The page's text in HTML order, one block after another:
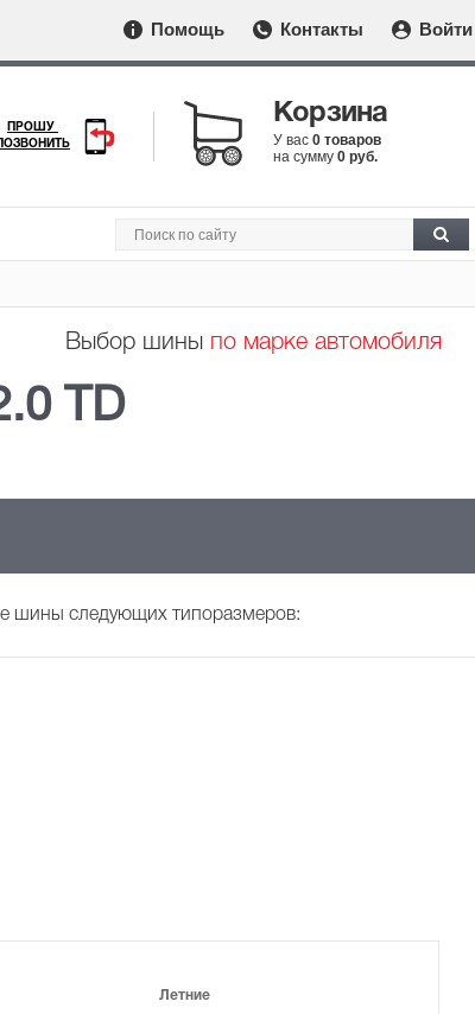
Помощь Контакты Войти
ПРОШУ
ПОЗВОНИТЬ
Корзина
У вас 0 товаров
на сумму 0 руб.
Выбор шины по марке автомобиля
TD
шины следующих типоразмеров:
Летние